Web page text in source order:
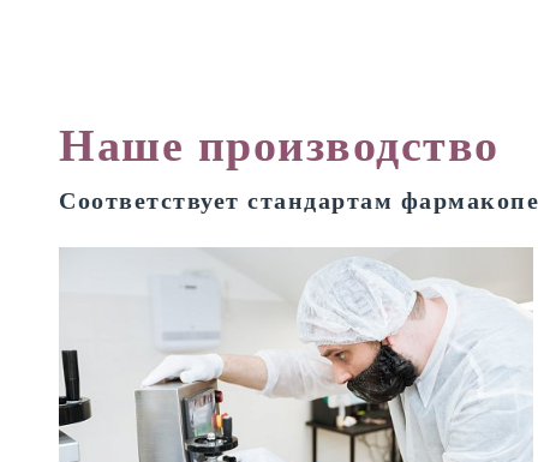
Наше производство
Соответствует стандартам